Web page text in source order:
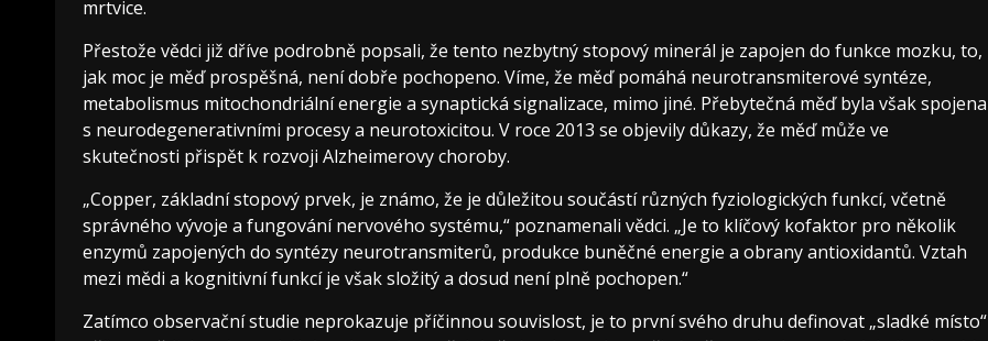
mrtvice.
Přestože vědci již dříve podrobně popsali, že tento nezbytný stopový minerál je zapojen do funkce mozku, to,
jak moc je měď prospěšná, není dobře pochopeno. Víme, že měď pomáhá neurotransmiterové syntéze,
metabolismus mitochondriální energie a synaptická signalizace, mimo jiné. Přebytečná měď byla však spojena
s neurodegenerativními procesy a neurotoxicitou. V roce 2013 se objevily důkazy, že měď může ve
skutečnosti přispět k rozvoji Alzheimerovy choroby.
„Copper, základní stopový prvek, je známo, že je důležitou součástí různých fyziologických funkcí, včetně
správného vývoje a fungování nervového systému,“ poznamenali vědci. „Je to klíčový kofaktor pro několik
enzymů zapojených do syntézy neurotransmiterů, produkce buněčné energie a obrany antioxidantů. Vztah
mezi mědi a kognitivní funkcí je však složitý a dosud není plně pochopen.“
Zatímco observační studie neprokazuje příčinnou souvislost, je to první svého druhu definovat „sladké místo“